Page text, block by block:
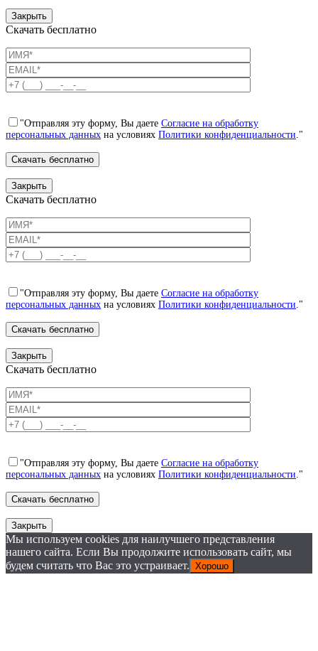
Закрыть
Скачать бесплатно
"Отправляя эту форму, Вы даете Согласие на обработку
персональных данных на условиях Политики конфиденциальности."
Закрыть
Скачать бесплатно
"Отправляя эту форму, Вы даете Согласие на обработку
персональных данных на условиях Политики конфиденциальности."
Закрыть
Скачать бесплатно
"Отправляя эту форму, Вы даете Согласие на обработку
персональных данных на условиях Политики конфиденциальности."
Закрыть
Мы используем cookies для наилучшего представления
нашего сайта. Если Вы продолжите использовать сайт, мы
будем считать что Вас это устраивает. Хорошо